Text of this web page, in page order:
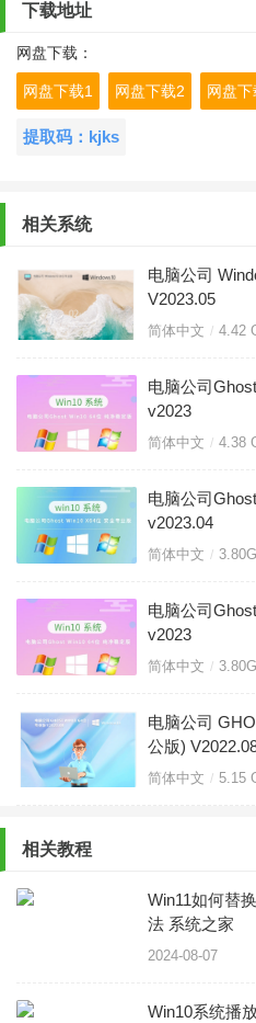
下载地址
网盘下载：
网盘下载1 网盘下载2 网盘下
提取码：kjks
相关系统
电脑公司
V2023.05
简体中文 4.42
电脑公司
v2023
简体中文 4.38
电脑公司
v2023.04
简体中文 3.80G
电脑公司
v2023
简体中文 3.80G
电脑公司
公版)
简体中文 5.15
相关教程
Win11如何替
法 系统之家
2024-08-07
Win10系统播放